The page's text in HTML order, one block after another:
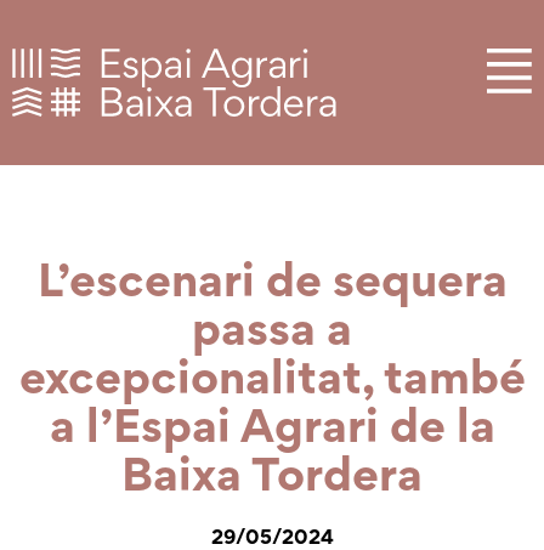
L’escenari de sequera
passa a
excepcionalitat, també
a l’Espai Agrari de la
Baixa Tordera
29/05/2024